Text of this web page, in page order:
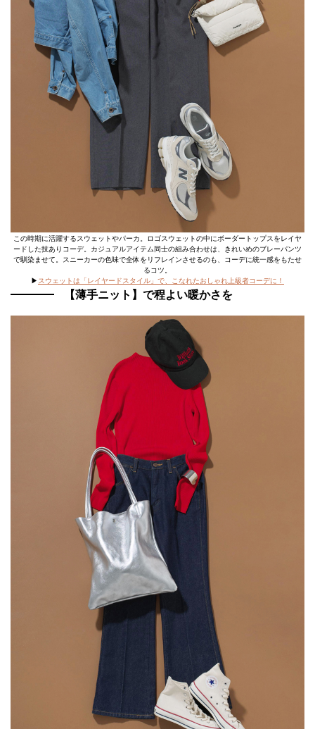
この時期に活躍するスウェットやパーカ。ロゴスウェットの中にボーダートップスをレイヤ
ードした技ありコーデ。カジュアルアイテム同士の組み合わせは、きれいめのブレーパンツ
で馴染ませて。スニーカーの色味で全体をリフレインさせるのも、コーデに統一感をもたせ
るコツ。
▶ スウェットは「レイヤードスタイル」で、こなれたおしゃれ上級者コーデに！
【薄手ニット】で程よい暖かさを